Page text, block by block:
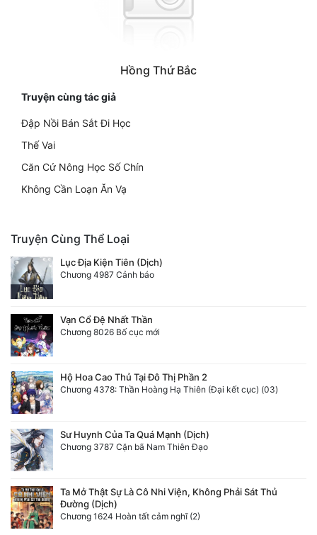
Hồng Thứ Bắc
Truyện cùng tác giả
Đập Nồi Bán Sắt Đi Học
Thế Vai
Căn Cứ Nông Học Số Chín
Không Cần Loạn Ăn Vạ
Truyện Cùng Thể Loại
Lục Địa Kiện Tiên (Dịch)
Chương 4987 Cảnh báo
Vạn Cổ Đệ Nhất Thần
Chương 8026 Bố cục mới
Hộ Hoa Cao Thủ Tại Đô Thị Phần 2
Chương 4378: Thần Hoàng Hạ Thiên (Đại kết cục) (03)
Sư Huynh Của Ta Quá Mạnh (Dịch)
Chương 3787 Cặn bã Nam Thiên Đạo
Ta Mở Thật Sự Là Cô Nhi Viện, Không Phải Sát Thủ
Đường (Dịch)
Chương 1624 Hoàn tất cảm nghĩ (2)